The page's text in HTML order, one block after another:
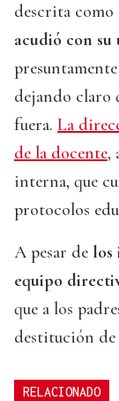
descrita como
acudió con
dejando claro
fuera. La
de la docente,
interna, que
protocolos
A pesar de los
equipo
que a los
destitución de
RELACIONADO